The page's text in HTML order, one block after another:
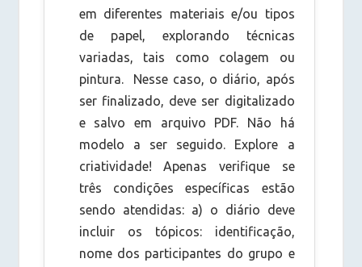
em diferentes materiais e/ou tipos
de papel, explorando técnicas
variadas, tais como colagem ou
pintura. Nesse caso, o diário, após
ser finalizado, deve ser digitalizado
e salvo em arquivo PDF. Não há
modelo a ser seguido. Explore a
criatividade! Apenas verifique se
três condições específicas estão
sendo atendidas: a) o diário deve
incluir os tópicos: identificação,
nome dos participantes do grupo e